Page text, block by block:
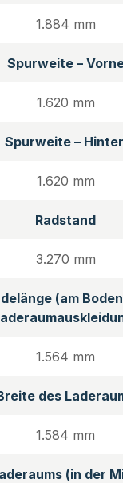
1.884 mm
Spurweite –
1.620 mm
Spurweite –
1.620 mm
Radstand
3.270 mm
(am
1.564 mm
des
1.584 mm
(in der